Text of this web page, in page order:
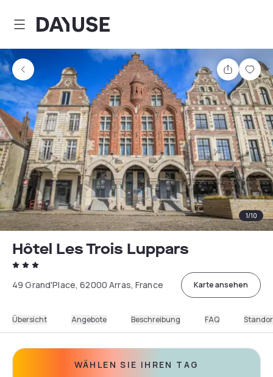
Dayuse
Teilen
1/10
Hôtel Les Trois Luppars
49 Grand'Place, 62000 Arras, France Karte ansehen
Übersicht Angebote Beschreibung FAQ
WÄHLEN SIE IHREN TAG